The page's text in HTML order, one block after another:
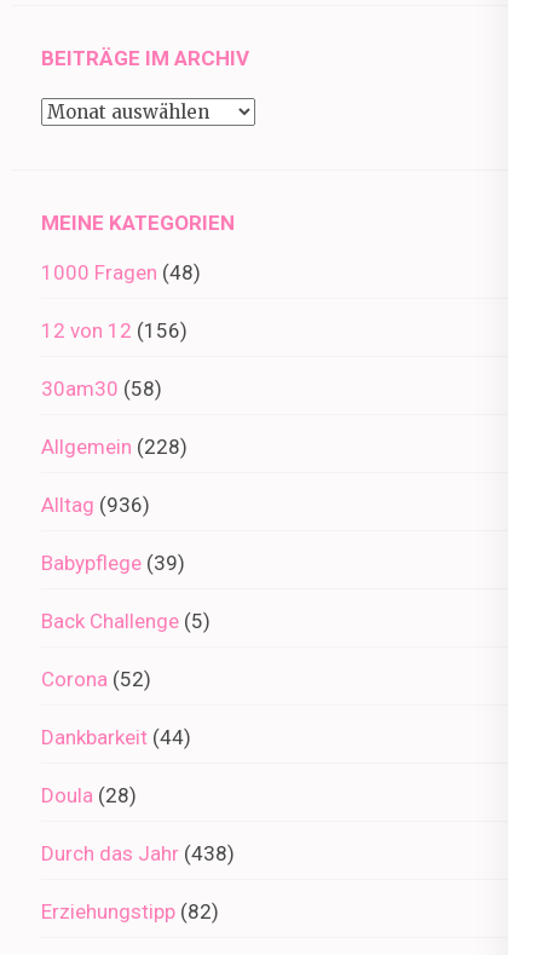
BEITRÄGE IM ARCHIV
Beiträge
MEINE KATEGORIEN
1000 Fragen (48)
12 von 12 (156)
30am30 (58)
Allgemein (228)
Alltag (936)
Babypflege (39)
Back Challenge (5)
Corona (52)
Dankbarkeit (44)
Doula (28)
Durch das Jahr (438)
Erziehungstipp (82)